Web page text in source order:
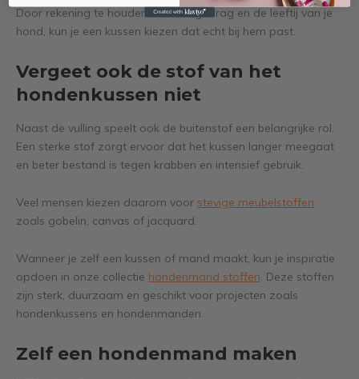
Door rekening te houden met het gedrag en de leeftij van je
hond, kun je een kussen kiezen dat echt bij hem past.
Vergeet ook de stof van het
hondenkussen niet
Naast de vulling speelt ook de buitenstof een belangrijke rol.
Een sterke stof zorgt ervoor dat het kussen langer meegaat
en beter bestand is tegen krabben en intensief gebruik.
Veel mensen kiezen daarom voor stevige meubelstoffen
zoals gobelin, canvas of jacquard.
Wanneer je zelf een kussen of mand maakt, kun je inspiratie
opdoen in onze collectie hondenmand stoffen. Deze stoffen
zijn sterk, duurzaam en geschikt voor projecten zoals
hondenkussens en hondenmanden.
Zelf een hondenmand maken